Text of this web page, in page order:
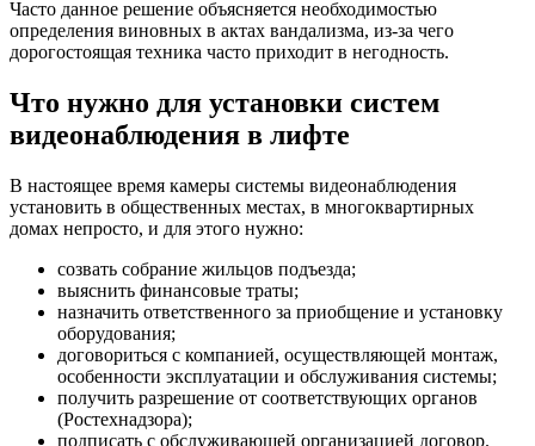
Часто данное решение объясняется необходимостью
определения виновных в актах вандализма, из-за чего
дорогостоящая техника часто приходит в негодность.
Что нужно для установки систем
видеонаблюдения в лифте
В настоящее время камеры системы видеонаблюдения
установить в общественных местах, в многоквартирных
домах непросто, и для этого нужно:
созвать собрание жильцов подъезда;
выяснить финансовые траты;
назначить ответственного за приобщение и установку
оборудования;
договориться с компанией, осуществляющей монтаж,
особенности эксплуатации и обслуживания системы;
получить разрешение от соответствующих органов
(Ростехнадзора);
подписать с обслуживающей организацией договор.